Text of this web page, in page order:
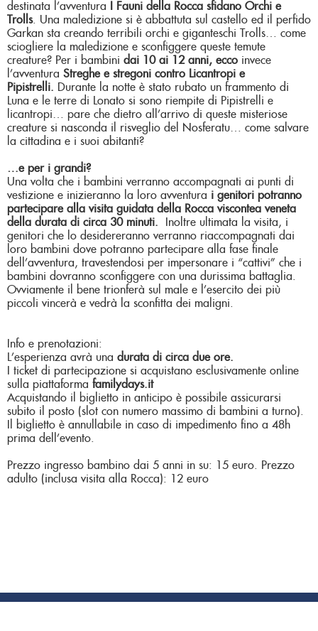
destinata l’avventura
I Fauni della Rocca sfidano Orchi e
Trolls. Una maledizione si è abbattuta sul castello ed il perfido
Garkan sta creando terribili orchi e giganteschi Trolls… come
sciogliere la maledizione e sconfiggere queste temute
creature? Per i bambini dai 10 ai 12 anni, ecco invece
l’avventura Streghe e stregoni contro Licantropi e
Pipistrelli.
Durante la notte è stato rubato un frammento di
Luna e le terre di Lonato si sono riempite di Pipistrelli e
licantropi… pare che dietro all’arrivo di queste misteriose
creature si nasconda il risveglio del Nosferatu… come salvare
la cittadina e i suoi abitanti?
…e per i grandi?
Una volta che i bambini verranno accompagnati ai punti di
vestizione e inizieranno la loro avventura i genitori potranno
partecipare alla visita guidata della Rocca viscontea veneta
della durata di circa 30 minuti.
Inoltre ultimata la visita, i
genitori che lo desidereranno verranno riaccompagnati dai
loro bambini dove potranno partecipare alla fase finale
dell’avventura, travestendosi per impersonare i “cattivi” che i
bambini dovranno sconfiggere con una durissima battaglia.
Ovviamente il bene trionferà sul male e l’esercito dei più
piccoli vincerà e vedrà la sconfitta dei maligni.
Info e prenotazioni:
L’esperienza avrà una durata di circa due ore.
I ticket di partecipazione si acquistano esclusivamente online
sulla piattaforma familydays.it
Acquistando il biglietto in anticipo è possibile assicurarsi
subito il posto (slot con numero massimo di bambini a turno).
Il biglietto è annullabile in caso di impedimento fino a 48h
prima dell’evento.
Prezzo ingresso bambino dai 5 anni in su: 15 euro. Prezzo
adulto (inclusa visita alla Rocca): 12 euro